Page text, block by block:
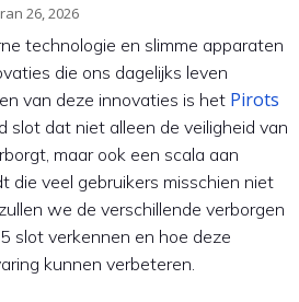
26, 2026
technologie en slimme apparaten
die ons dagelijks leven
van deze innovaties is het Pirots
slot dat niet alleen de veiligheid van
maar ook een scala aan
die veel gebruikers misschien niet
we de verschillende verborgen
slot verkennen en hoe deze
kunnen verbeteren.